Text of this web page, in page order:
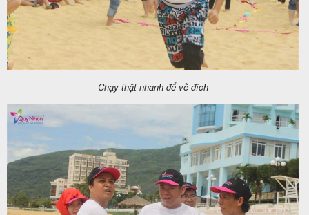
Chạy thật nhanh để về đích